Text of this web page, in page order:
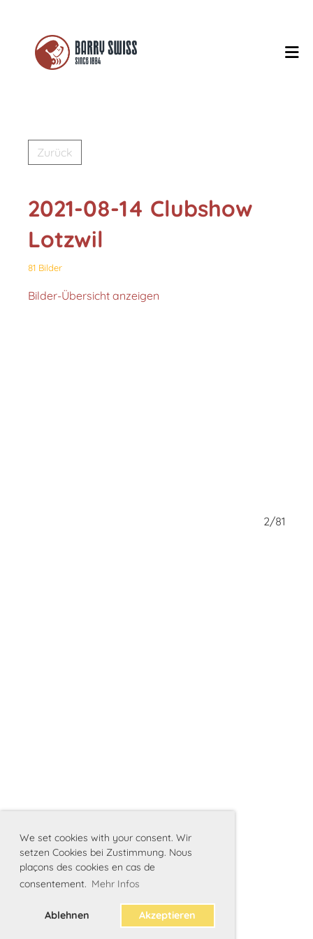
We set cookies with your consent. Wir
setzen Cookies bei Zustimmung. Nous
plaçons des cookies en cas de
consentement. Mehr Infos
Ablehnen Akzeptieren
Zurück
2021-08-14 Clubshow
Lotzwil
81 Bilder
Bilder-Übersicht anzeigen
2/81